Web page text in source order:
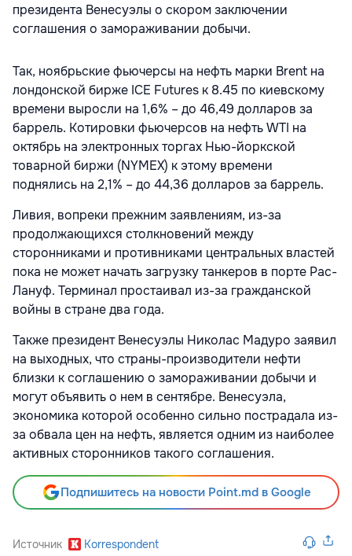
президента Венесуэлы о скором заключении
соглашения о замораживании добычи.
Так, ноябрьские фьючерсы на нефть марки Brent на
лондонской бирже ICE Futures к 8.45 по киевскому
времени выросли на 1,6% – до 46,49 долларов за
баррель. Котировки фьючерсов на нефть WTI на
октябрь на электронных торгах Нью-йоркской
товарной биржи (NYMEX) к этому времени
поднялись на 2,1% – до 44,36 долларов за баррель.
Ливия, вопреки прежним заявлениям, из-за
продолжающихся столкновений между
сторонниками и противниками центральных властей
пока не может начать загрузку танкеров в порте Рас-
Лануф. Терминал простаивал из-за гражданской
войны в стране два года.
Также президент Венесуэлы Николас Мадуро заявил
на выходных, что страны-производители нефти
близки к соглашению о замораживании добычи и
могут объявить о нем в сентябре. Венесуэла,
экономика которой особенно сильно пострадала из-
за обвала цен на нефть, является одним из наиболее
активных сторонников такого соглашения.
Подпишитесь на новости Point.md в Google
Источник Korrespondent